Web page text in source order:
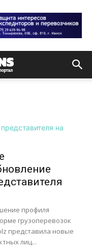
профиля
грузоперевозок
представила новые
лиц...